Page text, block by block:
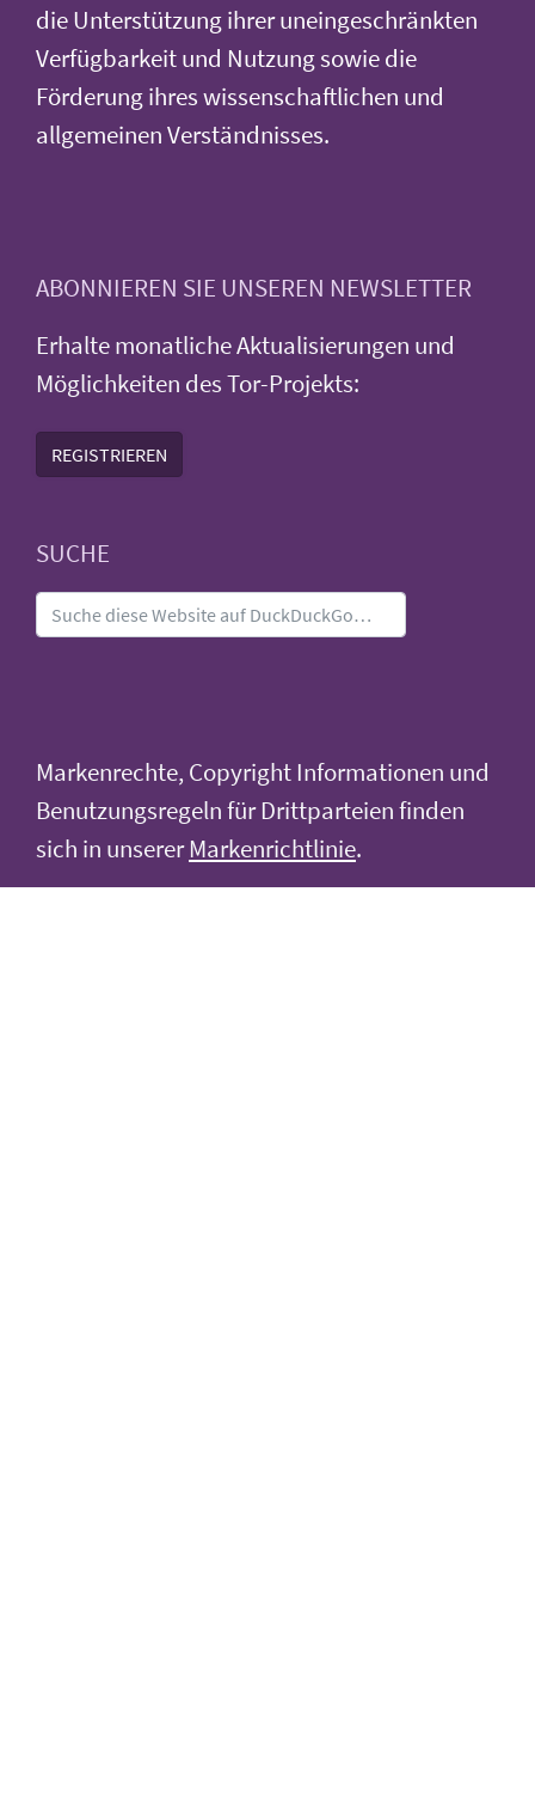
die Unterstützung ihrer uneingeschränkten
Verfügbarkeit und Nutzung sowie die
Förderung ihres wissenschaftlichen und
allgemeinen Verständnisses.
ABONNIEREN SIE UNSEREN NEWSLETTER
Erhalte monatliche Aktualisierungen und
Möglichkeiten des Tor-Projekts:
REGISTRIEREN
SUCHE
Markenrechte, Copyright Informationen und
Benutzungsregeln für Drittparteien finden
sich in unsererMarkenrichtlinie.